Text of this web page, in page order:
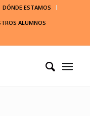
DÓNDE ESTAMOS
ALUMNOS